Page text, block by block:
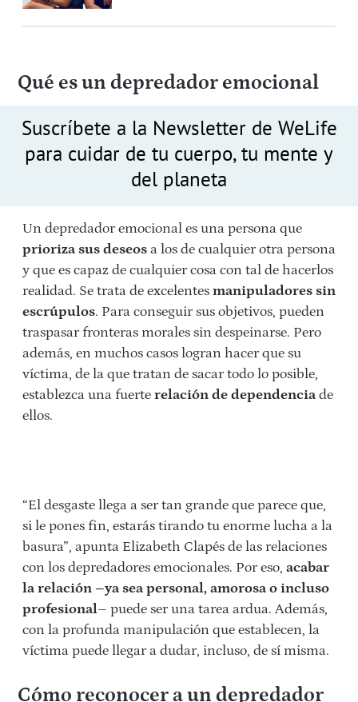
Qué es un depredador emocional
Suscríbete a la Newsletter de WeLife
para cuidar de tu cuerpo, tu mente y
del planeta
Un depredador emocional es una persona que
prioriza sus deseos a los de cualquier otra persona
y que es capaz de cualquier cosa con tal de hacerlos
realidad. Se trata de excelentes manipuladores sin
escrúpulos. Para conseguir sus objetivos, pueden
traspasar fronteras morales sin despeinarse. Pero
además, en muchos casos logran hacer que su
víctima, de la que tratan de sacar todo lo posible,
establezca una fuerte relación de dependencia de
ellos.
“El desgaste llega a ser tan grande que pa­rece que,
si le pones fin, estarás tirando tu enorme lucha a la
basu­ra”, apunta Elizabeth Clapés de las relaciones
con los depredadores emocionales. Por eso, acabar
la relación –ya sea personal, amorosa o incluso
profesional– puede ser una tarea ardua. Además,
con la profunda manipulación que establecen, la
víctima puede llegar a dudar, incluso, de sí misma.
Cómo reconocer a un depredador